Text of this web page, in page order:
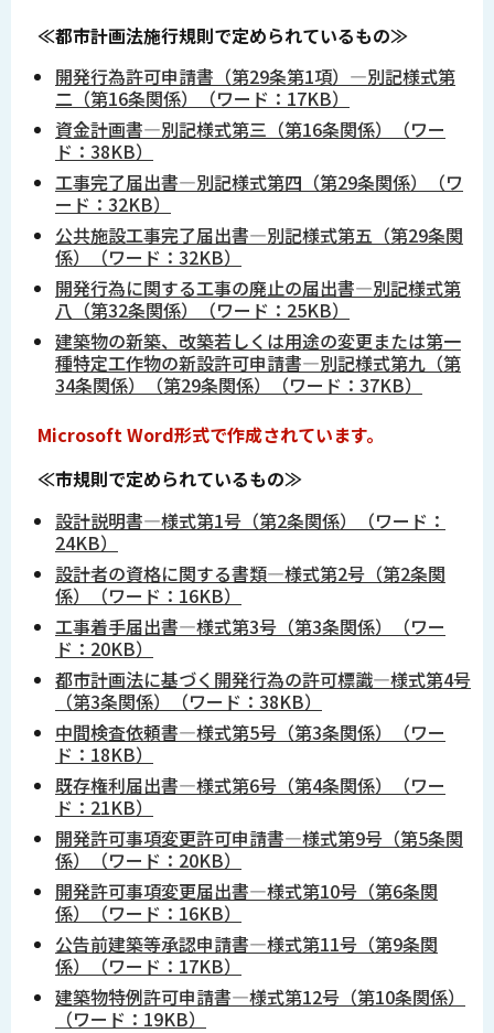
≪都市計画法施行規則で定められているもの≫
開発行為許可申請書（第29条第1項）―別記様式第
二（第16条関係）（ワード：17KB）
資金計画書―別記様式第三（第16条関係）（ワー
ド：38KB）
工事完了届出書―別記様式第四（第29条関係）（ワ
ード：32KB）
公共施設工事完了届出書―別記様式第五（第29条関
係）（ワード：32KB）
開発行為に関する工事の廃止の届出書―別記様式第
八（第32条関係）（ワード：25KB）
建築物の新築、改築若しくは用途の変更または第一
種特定工作物の新設許可申請書―別記様式第九（第
34条関係）（第29条関係）（ワード：37KB）
Microsoft Word形式で作成されています。
≪市規則で定められているもの≫
設計説明書―様式第1号（第2条関係）（ワード：
24KB）
設計者の資格に関する書類―様式第2号（第2条関
係）（ワード：16KB）
工事着手届出書―様式第3号（第3条関係）（ワー
ド：20KB）
都市計画法に基づく開発行為の許可標識―様式第4号
（第3条関係）（ワード：38KB）
中間検査依頼書―様式第5号（第3条関係）（ワー
ド：18KB）
既存権利届出書―様式第6号（第4条関係）（ワー
ド：21KB）
開発許可事項変更許可申請書―様式第9号（第5条関
係）（ワード：20KB）
開発許可事項変更届出書―様式第10号（第6条関
係）（ワード：16KB）
公告前建築等承認申請書―様式第11号（第9条関
係）（ワード：17KB）
建築物特例許可申請書―様式第12号（第10条関係）
（ワード：19KB）